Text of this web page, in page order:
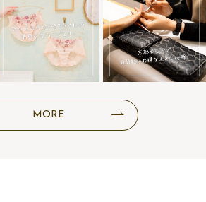
MORE